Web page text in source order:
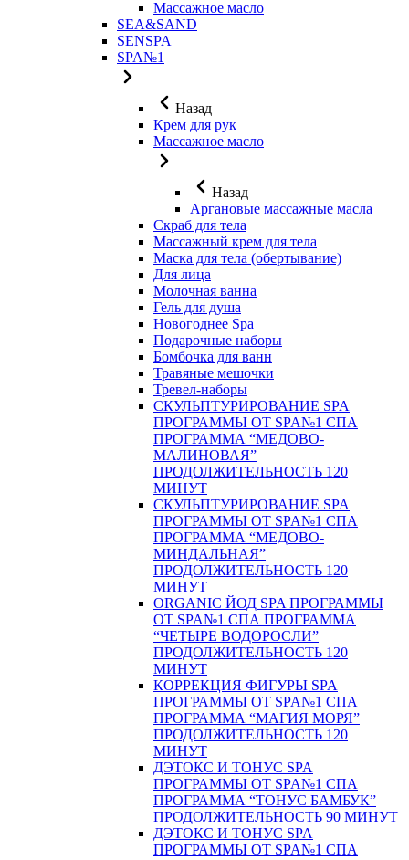
Массажное масло
SEA&SAND
SENSPA
SPA№1
Назад
Крем для рук
Массажное масло
Назад
Аргановые массажные масла
Скраб для тела
Массажный крем для тела
Маска для тела (обертывание)
Для лица
Молочная ванна
Гель для душа
Новогоднее Spa
Подарочные наборы
Бомбочка для ванн
Травяные мешочки
Тревел-наборы
СКУЛЬПТУРИРОВАНИЕ SPA
ПРОГРАММЫ ОТ SPA№1 СПА
ПРОГРАММА “МЕДОВО-
МАЛИНОВАЯ”
ПРОДОЛЖИТЕЛЬНОСТЬ 120
МИНУТ
СКУЛЬПТУРИРОВАНИЕ SPA
ПРОГРАММЫ ОТ SPA№1 СПА
ПРОГРАММА “МЕДОВО-
МИНДАЛЬНАЯ”
ПРОДОЛЖИТЕЛЬНОСТЬ 120
МИНУТ
ORGANIC ЙОД SPA ПРОГРАММЫ
ОТ SPA№1 СПА ПРОГРАММА
“ЧЕТЫРЕ ВОДОРОСЛИ”
ПРОДОЛЖИТЕЛЬНОСТЬ 120
МИНУТ
КОРРЕКЦИЯ ФИГУРЫ SPA
ПРОГРАММЫ ОТ SPA№1 СПА
ПРОГРАММА “МАГИЯ МОРЯ”
ПРОДОЛЖИТЕЛЬНОСТЬ 120
МИНУТ
ДЭТОКС И ТОНУС SPA
ПРОГРАММЫ ОТ SPA№1 СПА
ПРОГРАММА “ТОНУС БАМБУК”
ПРОДОЛЖИТЕЛЬНОСТЬ 90 МИНУТ
ДЭТОКС И ТОНУС SPA
ПРОГРАММЫ ОТ SPA№1 СПА